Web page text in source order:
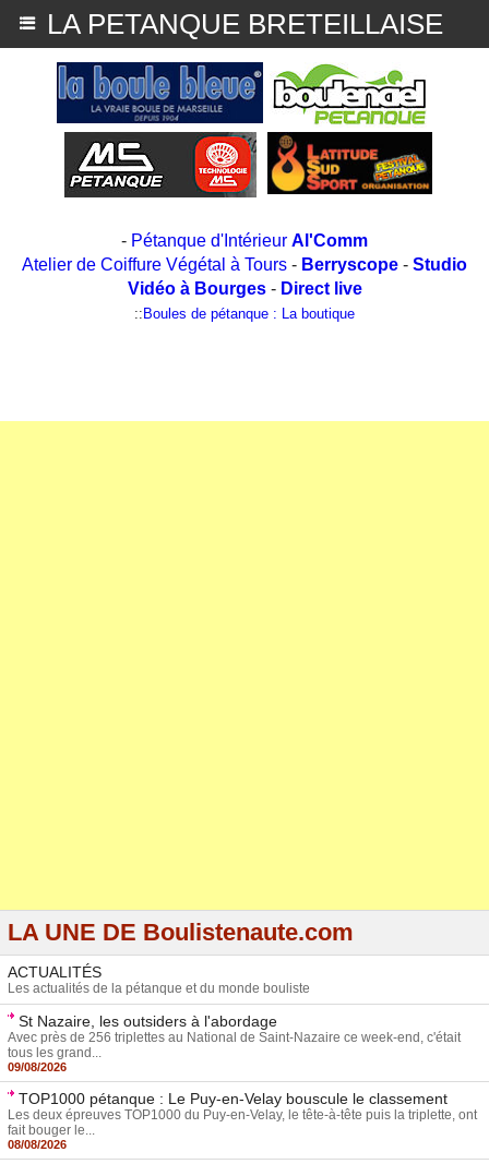
LA PETANQUE BRETEILLAISE
- Pétanque d'Intérieur Al'Comm
Atelier de Coiffure Végétal à Tours - Berryscope - Studio
Vidéo à Bourges- Direct live
:: Boules de pétanque : La boutique
LA UNE DE Boulistenaute.com
ACTUALITÉS
Les actualités de la pétanque et du monde bouliste
St Nazaire, les outsiders à l'abordage
Avec près de 256 triplettes au National de Saint-Nazaire ce week-end, c'était
tous les grand...
09/08/2026
TOP1000 pétanque : Le Puy-en-Velay bouscule le classement
Les deux épreuves TOP1000 du Puy-en-Velay, le tête-à-tête puis la triplette, ont
fait bouger le...
08/08/2026